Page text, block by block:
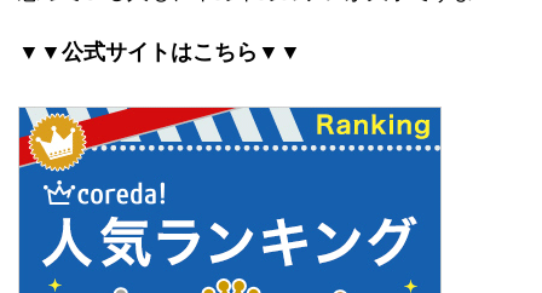
▼▼公式サイトはこちら▼▼